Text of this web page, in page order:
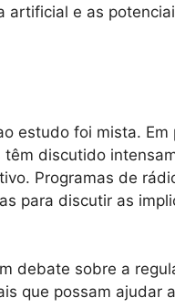
e as
estudo foi mista. Em
discutido
Programas de
para discutir as
debate sobre a
que possam ajudar